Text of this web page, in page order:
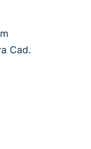
Cad.